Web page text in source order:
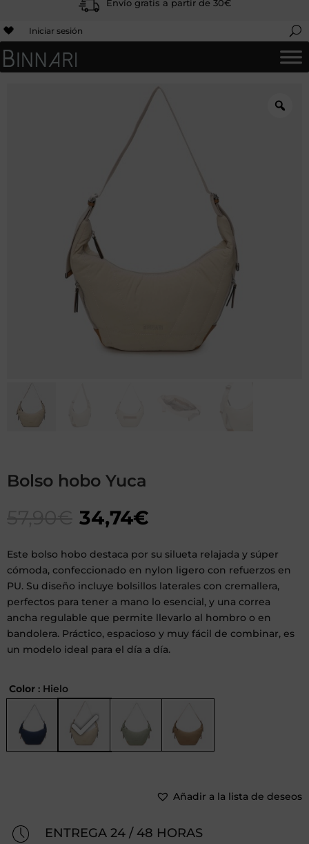
Envío gratis a partir de 30€
Iniciar sesión
Bolso hobo Yuca
34,74€
Este bolso hobo destaca por su silueta relajada y súper
cómoda, confeccionado en nylon ligero con refuerzos en
PU. Su diseño incluye bolsillos laterales con cremallera,
perfectos para tener a mano lo esencial, y una correa
ancha regulable que permite llevarlo al hombro o en
bandolera. Práctico, espacioso y muy fácil de combinar, es
un modelo ideal para el día a día.
Color : Hielo
Añadir a la lista de deseos
ENTREGA 24 / 48 HORAS